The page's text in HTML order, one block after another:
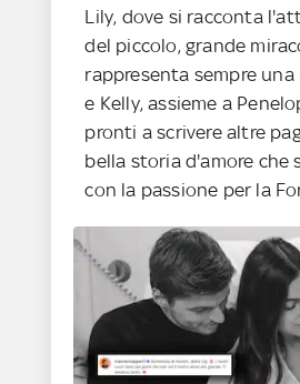
Lily, dove si racconta
del piccolo, grande
rappresenta sempre una
e Kelly, assieme a
pronti a scrivere altre
bella storia d'amore che
con la passione per la